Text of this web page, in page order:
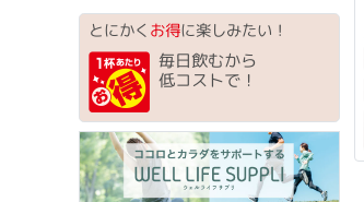
とにかく お得に楽しみたい！
毎日飲むから
低コストで！